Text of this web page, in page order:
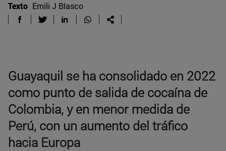
Texto Emili J Blasco
Guayaquil se ha consolidado en 2022
como punto de salida de cocaína de
Colombia, y en menor medida de
Perú, con un aumento del tráfico
hacia Europa